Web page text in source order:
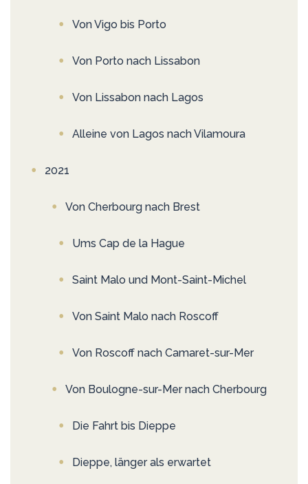
Von Vigo bis Porto
Von Porto nach Lissabon
Von Lissabon nach Lagos
Alleine von Lagos nach Vilamoura
2021
Von Cherbourg nach Brest
Ums Cap de la Hague
Saint Malo und Mont-Saint-Michel
Von Saint Malo nach Roscoff
Von Roscoff nach Camaret-sur-Mer
Von Boulogne-sur-Mer nach Cherbourg
Die Fahrt bis Dieppe
Dieppe, länger als erwartet